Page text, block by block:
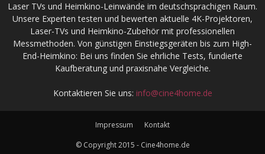
Laser TVs und Heimkino-Leinwände im deutschsprachigen Raum.
Unsere Experten testen und bewerten aktuelle 4K-Projektoren,
Laser-TVs und Heimkino-Zubehör mit professionellen
Messmethoden. Von günstigen Einstiegsgeräten bis zum High-
End-Heimkino: Bei uns finden Sie ehrliche Tests, fundierte
Kaufberatung und praxisnahe Vergleiche.
Kontaktieren Sie uns: info@cine4home.de
Impressum
Kontakt
© Copyright 2015 - Cine4home.de